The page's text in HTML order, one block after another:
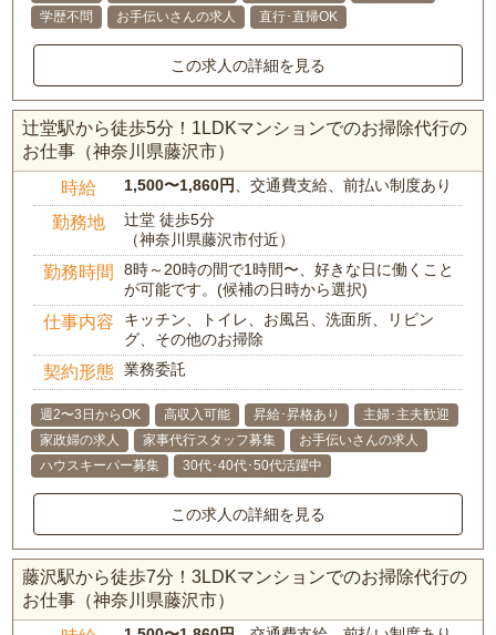
学歴不問
お手伝いさんの求人 直行･直帰OK
この求人の詳細を見る
辻堂駅から徒歩5分！1LDKマンションでのお掃除代行の
お仕事（神奈川県藤沢市）
時給 1,500〜1,860円 、交通費支給、前払い制度あり
勤務地
辻堂 徒歩5分
（神奈川県藤沢市付近）
勤務時間
8時～20時の間で1時間〜、好きな日に働くこと
が可能です。(候補の日時から選択)
仕事内容
キッチン、トイレ、お風呂、洗面所、リビン
グ、その他のお掃除
契約形態 業務委託
週2〜3日からOK 高収入可能 昇給･昇格あり
主婦･主夫歓迎
家政婦の求人
家事代行スタッフ募集
お手伝いさんの求人
ハウスキーパー募集
30代･40代･50代活躍中
この求人の詳細を見る
藤沢駅から徒歩7分！3LDKマンションでのお掃除代行の
お仕事（神奈川県藤沢市）